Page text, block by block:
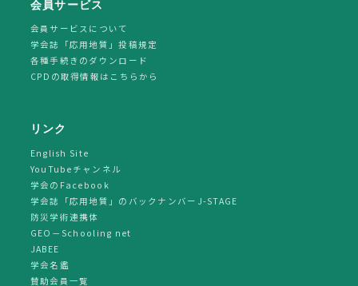
会員サービス
会員サービスについて
学会誌「応用地質」投稿規定
各種手続きのダウンロード
CPDの取得情報はこちらから
リンク
English Site
YouTubeチャンネル
学会のFacebook
学会誌「応用地質」のバックナンバーJ-STAGE
防災学術連携体
GEO－Schooling net
JABEE
学会名鑑
賛助会員一覧